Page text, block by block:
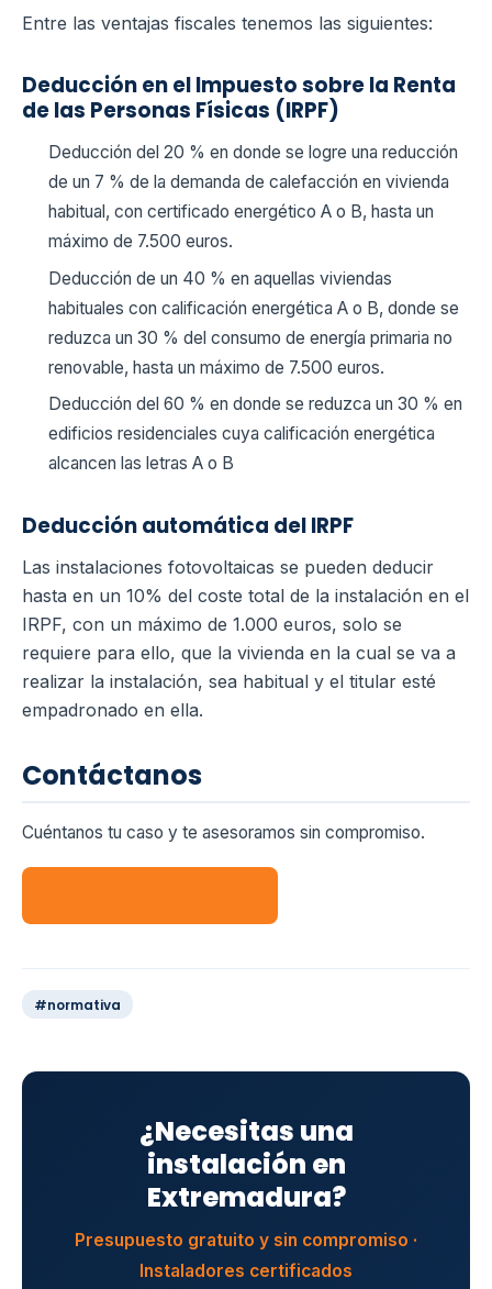
Entre las ventajas fiscales tenemos las siguientes:
Deducción en el Impuesto sobre la Renta
de las Personas Físicas (IRPF)
Deducción del 20 % en donde se logre una reducción
de un 7 % de la demanda de calefacción en vivienda
habitual, con certificado energético A o B, hasta un
máximo de 7.500 euros.
Deducción de un 40 % en aquellas viviendas
habituales con calificación energética A o B, donde se
reduzca un 30 % del consumo de energía primaria no
renovable, hasta un máximo de 7.500 euros.
Deducción del 60 % en donde se reduzca un 30 % en
edificios residenciales cuya calificación energética
alcancen las letras A o B
Deducción automática del IRPF
Las instalaciones fotovoltaicas se pueden deducir
hasta en un 10% del coste total de la instalación en el
IRPF, con un máximo de 1.000 euros, solo se
requiere para ello, que la vivienda en la cual se va a
realizar la instalación, sea habitual y el titular esté
empadronado en ella.
Contáctanos
Cuéntanos tu caso y te asesoramos sin compromiso.
#normativa
¿Necesitas una
instalación en
Extremadura?
Presupuesto gratuito y sin compromiso ·
Instaladores certificados